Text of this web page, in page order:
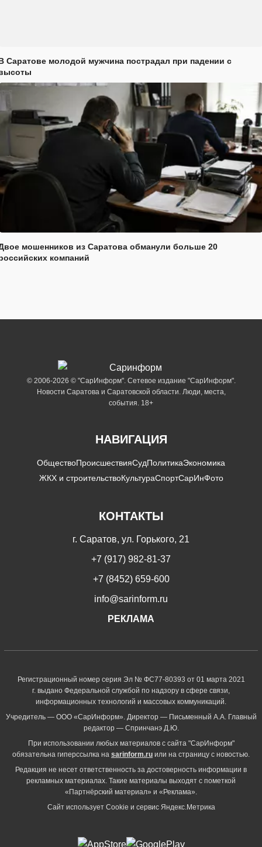
Саратове молодой мужчина пострадал при падении с
мошенников из Саратова обманули больше 20
компаний
© 2006-2026 © "СарИнформ". Сетевое издание "СарИнформ".
Новости Саратова и Саратовской области. Люди, места,
события. 18+
НАВИГАЦИЯ
ОбществоПроисшествияСудПолитикаЭкономика
ЖКХ и строительствоКультураСпортСарИнФото
КОНТАКТЫ
г. Саратов, ул. Горького, 21
+7 (917) 982-81-37
+7 (8452) 659-600
info@sarinform.ru
РЕКЛАМА
Регистрационный номер серия Эл № ФС77-80393 от 01 марта 2021
г. выдано Федеральной службой по надзору в сфере связи,
информационных технологий и массовых коммуникаций.
Учредитель — ООО «СарИнформ». Директор — Письменный А.А. Главный
редактор — Спринчанэ Д.Ю.
При использовании любых материалов с сайта "СарИнформ"
обязательна гиперссылка на sarinform.ru или на страницу с новостью.
Редакция не несет ответственность за достоверность информации в
рекламных материалах. Такие материалы выходят с пометкой
«Партнёрский материал» и «Реклама».
Сайт использует Cookie и сервиc Яндекс.Метрика